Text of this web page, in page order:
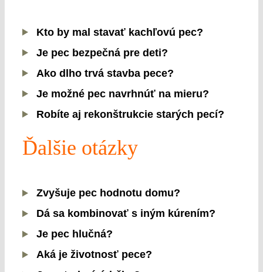
Kto by mal stavať kachľovú pec?
Je pec bezpečná pre deti?
Ako dlho trvá stavba pece?
Je možné pec navrhnúť na mieru?
Robíte aj rekonštrukcie starých pecí?
Ďalšie otázky
Zvyšuje pec hodnotu domu?
Dá sa kombinovať s iným kúrením?
Je pec hlučná?
Aká je životnosť pece?